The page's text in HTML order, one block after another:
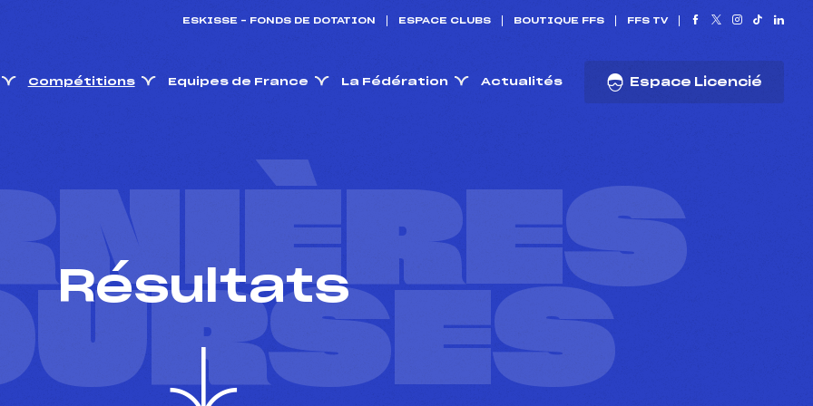
ESKISSE – FONDS DE DOTATION ESPACE CLUBS BOUTIQUE FFS FFS TV
Compétitions Equipes de France La Fédération Actualités Espace Licencié
Résultats